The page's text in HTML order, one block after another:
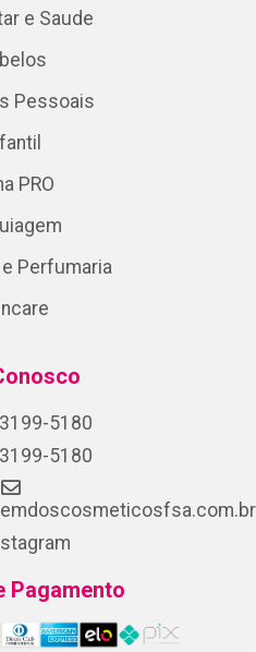
e Saude
Pessoais
PRO
Perfumaria
5180
5180
Pagamento